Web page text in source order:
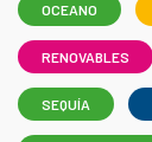
OCEANO
RENOVABLES
SEQUÍA